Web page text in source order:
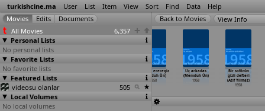
turkishcine.ma User List Item View Sort Find Data Help
All Movies
6,357
Personal Lists
No personal lists
Favorite Lists
No favorite lists
Featured Lists
videosu olanlar
505
Local Volumes
No local volumes
View Info
Yaniklar köyü
(Ümit Utku)
1958
(Memduh Ün)
Murada erecegiz
(Memduh Ün)
1958
Üç arkadas
(Memduh Ün)
1958
Bir soförün
gizli defteri
(Atif Yilmaz)
1958